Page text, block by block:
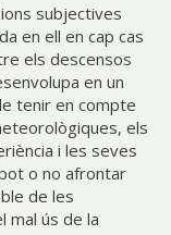
subjectives
en ell en cap cas
els descensos
en un
tenir en compte
els
i les seves
o no afrontar
de les
mal ús de la